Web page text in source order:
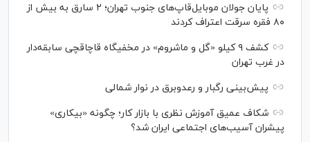
پایان جولان موبایل‌قاپ‌های جنوب تهران؛ ۲ سارق به بیش از
۸۰ فقره سرقت اعتراف کردند
کشف ۹ کیلو «گل و ماشروم» در مخفیگاه قاچاقچی سابقه‌دار
در غرب تهران
پیش‌بینی رگبار و رعدوبرق در نوار شمالی
شکاف عمیق آموزش نظری با بازار کار؛ چگونه «بیکاری»
پیشران آسیب‌های اجتماعی ایران شد؟